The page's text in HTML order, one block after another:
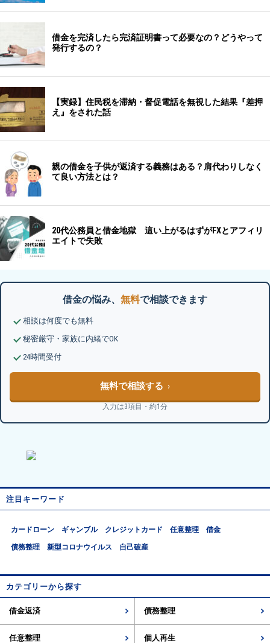
借金の悩み、 無料で相談できます
相談は何度でも無料
秘密厳守・家族に内緒でOK
24時間受付
無料で相談する
入力は3項目・約1分
注目キーワード
カードローン ギャンブル クレジットカード 任意整理 借金
債務整理 新型コロナウイルス 自己破産
カテゴリーから探す
借金返済 債務整理
任意整理 個人再生